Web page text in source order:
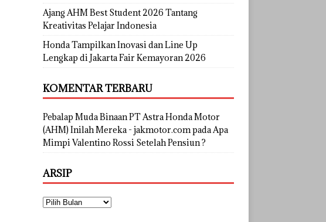
Ajang AHM Best Student 2026 Tantang
Kreativitas Pelajar Indonesia
Honda Tampilkan Inovasi dan Line Up
Lengkap di Jakarta Fair Kemayoran 2026
KOMENTAR TERBARU
Pebalap Muda Binaan PT Astra Honda Motor
(AHM) Inilah Mereka - jakmotor.compadaApa
Mimpi Valentino Rossi Setelah Pensiun ?
ARSIP